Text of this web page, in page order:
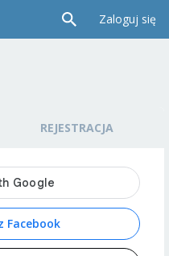
Zaloguj się
REJESTRACJA
Facebook